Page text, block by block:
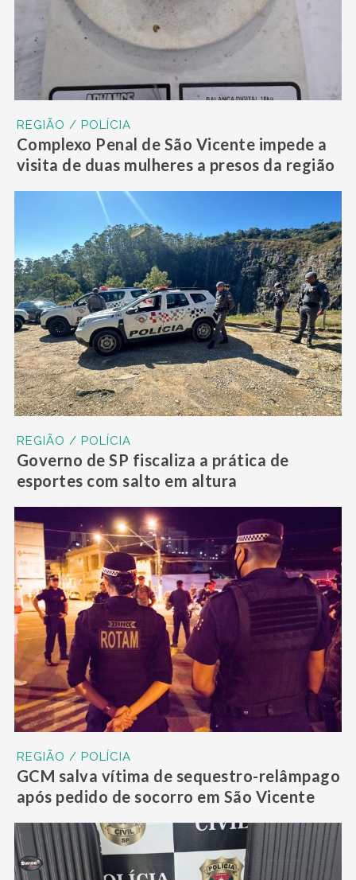
REGIÃO / POLÍCIA
Complexo Penal de São Vicente impede a
visita de duas mulheres a presos da região
REGIÃO / POLÍCIA
Governo de SP fiscaliza a prática de
esportes com salto em altura
REGIÃO / POLÍCIA
GCM salva vítima de sequestro-relâmpago
após pedido de socorro em São Vicente